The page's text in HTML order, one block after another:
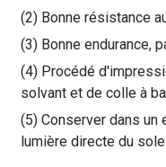
(2) Bonne résistance
(3) Bonne endurance,
(4) Procédé
solvant et de colle à
(5) Conserver dans
lumière directe du